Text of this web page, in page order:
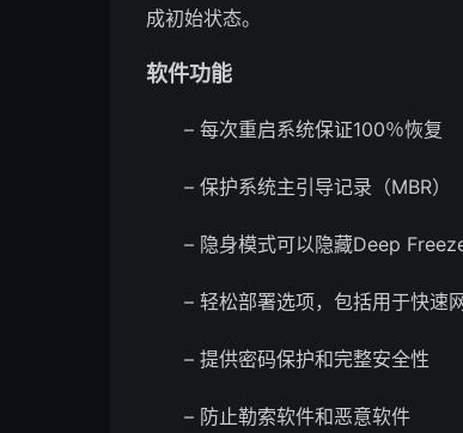
成初始状态。
软件功能
– 每次重启系统保证100％恢复
– 保护系统主引导记录（MBR）
– 隐身模式可以隐藏Deep
– 轻松部署选项，包括用于快速
– 提供密码保护和完整安全性
– 防止勒索软件和恶意软件